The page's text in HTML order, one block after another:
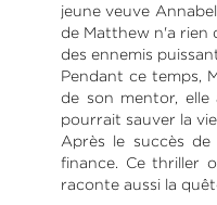
jeune veuve
de Matthew n'a rien
des ennemis
Pendant ce temps,
de son mentor,
pourrait sauver la
Après le succès de
finance. Ce thriller
raconte aussi la